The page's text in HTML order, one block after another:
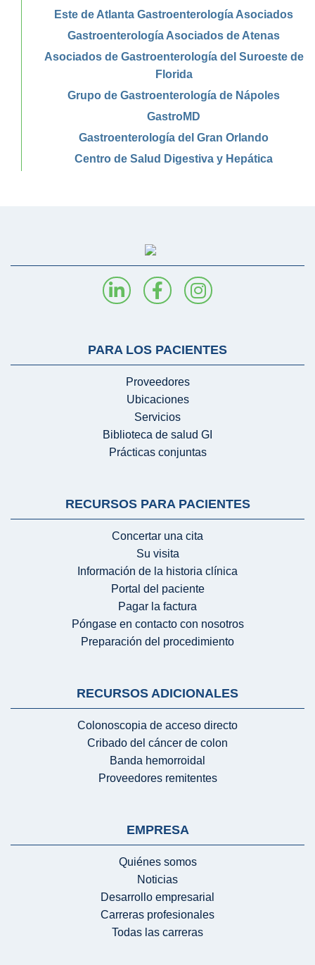
Este de Atlanta Gastroenterología Asociados
Gastroenterología Asociados de Atenas
Asociados de Gastroenterología del Suroeste de
Florida
Grupo de Gastroenterología de Nápoles
GastroMD
Gastroenterología del Gran Orlando
Centro de Salud Digestiva y Hepática
PARA LOS PACIENTES
Proveedores
Ubicaciones
Servicios
Biblioteca de salud GI
Prácticas conjuntas
RECURSOS PARA PACIENTES
Concertar una cita
Su visita
Información de la historia clínica
Portal del paciente
Pagar la factura
Póngase en contacto con nosotros
Preparación del procedimiento
RECURSOS ADICIONALES
Colonoscopia de acceso directo
Cribado del cáncer de colon
Banda hemorroidal
Proveedores remitentes
EMPRESA
Quiénes somos
Noticias
Desarrollo empresarial
Carreras profesionales
Todas las carreras